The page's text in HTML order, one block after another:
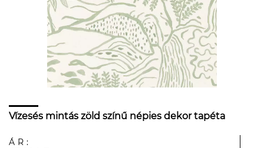
Vízesés mintás zöld színű népies dekor tapéta
ÁR: